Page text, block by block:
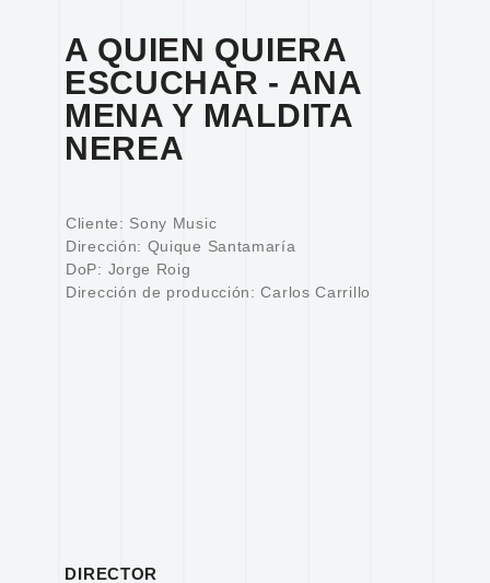
A QUIEN QUIERA
ESCUCHAR - ANA
MENA Y MALDITA
NEREA
Cliente: Sony Music
Dirección: Quique Santamaría
DoP: Jorge Roig
Dirección de producción: Carlos Carrillo
DIRECTOR